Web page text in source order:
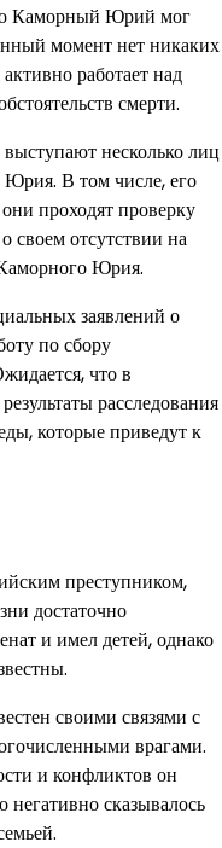
Каморный Юрий мог
момент нет никаких
работает над
смерти.
несколько лиц
В том числе, его
проходят проверку
своем отсутствии на
Юрия.
заявлений о
по сбору
что в
расследования
которые приведут к
преступником,
достаточно
и имел детей, однако
своими связями с
врагами.
и конфликтов он
сказывалось